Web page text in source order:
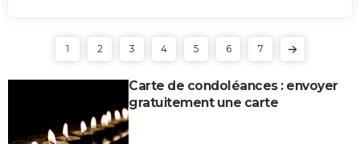
1 2 3 4 5 6 7
Carte de condoléances : envoyer
gratuitement une carte